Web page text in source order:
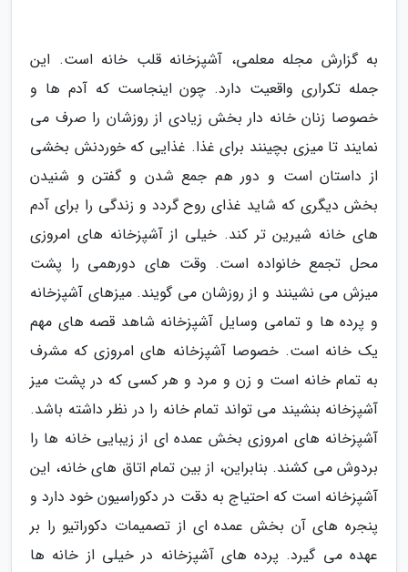
به گزارش مجله معلمی، آشپزخانه قلب خانه است. این
جمله تکراری واقعیت دارد. چون اینجاست که آدم ها و
خصوصا زنان خانه دار بخش زیادی از روزشان را صرف می
نمایند تا میزی بچینند برای غذا. غذایی که خوردنش بخشی
از داستان است و دور هم جمع شدن و گفتن و شنیدن
بخش دیگری که شاید غذای روح گردد و زندگی را برای آدم
های خانه شیرین تر کند. خیلی از آشپزخانه های امروزی
محل تجمع خانواده است. وقت های دورهمی را پشت
میزش می نشینند و از روزشان می گویند. میزهای آشپزخانه
و پرده ها و تمامی وسایل آشپزخانه شاهد قصه های مهم
یک خانه است. خصوصا آشپزخانه های امروزی که مشرف
به تمام خانه است و زن و مرد و هر کسی که در پشت میز
آشپزخانه بنشیند می تواند تمام خانه را در نظر داشته باشد.
آشپزخانه های امروزی بخش عمده ای از زیبایی خانه ها را
بردوش می کشند. بنابراین، از بین تمام اتاق های خانه، این
آشپزخانه است که احتیاج به دقت در دکوراسیون خود دارد و
پنجره های آن بخش عمده ای از تصمیمات دکوراتیو را بر
عهده می گیرد. پرده های آشپزخانه در خیلی از خانه ها